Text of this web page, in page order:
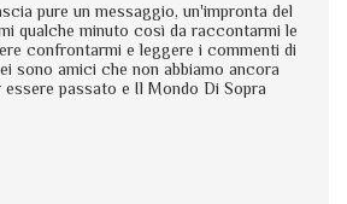
pure un messaggio, un'impronta del
qualche minuto così da raccontarmi le
confrontarmi e leggere i commenti di
sono amici che non abbiamo ancora
passato e Il Mondo Di Sopra